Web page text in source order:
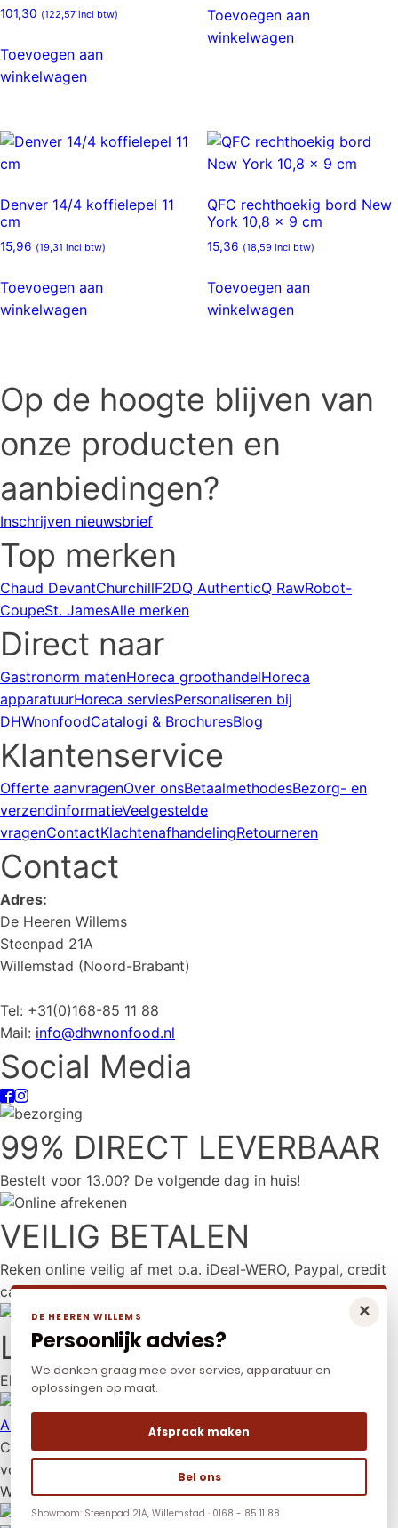
101,30 (122,57 incl btw)
Toevoegen aan
winkelwagen
Toevoegen aan
winkelwagen
Denver 14/4 koffielepel 11
cm
15,96 (19,31 incl btw)
Toevoegen aan
winkelwagen
QFC rechthoekig bord New
York 10,8 x 9 cm
15,36 (18,59 incl btw)
Toevoegen aan
winkelwagen
Op de hoogte blijven van
onze producten en
aanbiedingen?
Inschrijven nieuwsbrief
Top merken
Chaud DevantChurchillF2DQ AuthenticQ RawRobot-
CoupeSt. JamesAlle merken
Direct naar
Gastronorm matenHoreca groothandelHoreca
apparatuurHoreca serviesPersonaliseren bij
DHWnonfoodCatalogi & BrochuresBlog
Klantenservice
Offerte aanvragenOver onsBetaalmethodesBezorg- en
verzendinformatieVeelgestelde
vragenContactKlachtenafhandelingRetourneren
Contact
Adres:
De Heeren Willems
Steenpad 21A
Willemstad (Noord-Brabant)
Tel: +31(0)168-85 11 88
Mail: info@dhwnonfood.nl
Social Media
99% DIRECT LEVERBAAR
Bestelt voor 13.00? De volgende dag in huis!
VEILIG BETALEN
Reken online veilig af met o.a. iDeal-WERO, Paypal, credit
card en Mr Cash.
LAAGSTE PRIJS
Elders goedkoper? Neem dan contact met ons op.
Algemene voorwaarden|Privacy policy
Copyright © 2026 De Heeren Willems. Alle rechten
voorbehouden.
Website:YZCommunicatie
×
DE HEEREN WILLEMS
Persoonlijk advies?
We denken graag mee over servies, apparatuur en
oplossingen op maat.
Afspraak maken
Bel ons
Showroom: Steenpad 21A, Willemstad · 0168 - 85 11 88